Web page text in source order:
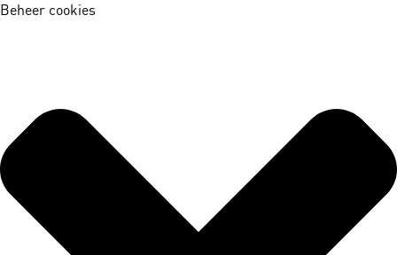
Beheer cookies